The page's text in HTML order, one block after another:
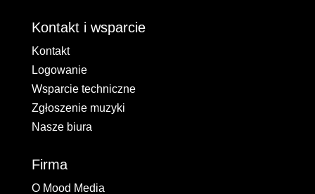
Kontakt i wsparcie
Kontakt
Logowanie
Wsparcie techniczne
Zgłoszenie muzyki
Nasze biura
Firma
O Mood Media